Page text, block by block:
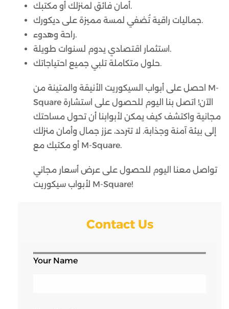
أمان فائق لمنزلك أو مكتبك.
جماليات راقية تُضفي لمسة مميزة على ديكورك.
راحة وهدوء.
استثمار اقتصادي يدوم لسنوات طويلة.
حلول متكاملة تلبي جميع احتياجاتك.
احصل على أبواب السيكوريت الأنيقة والمتينة من M-
Square الآن! اتصل بنا اليوم للحصول على استشارة
مجانية واكتشف كيف يمكن لأبوابنا أن تحول مساحتك
إلى بيئة آمنة وجذابة. لا تتردد، عزز جمال وأمان منزلك
أو مكتبك مع M-Square.
تواصل معنا اليوم للحصول على عرض أسعار مجاني
لأبواب سيكوريت M-Square!
Contact Us
Your Name